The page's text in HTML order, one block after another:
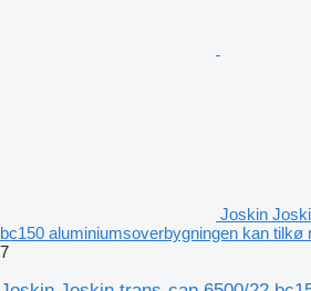
Joskin
bc150 aluminiumsoverbygningen kan tilkø
7